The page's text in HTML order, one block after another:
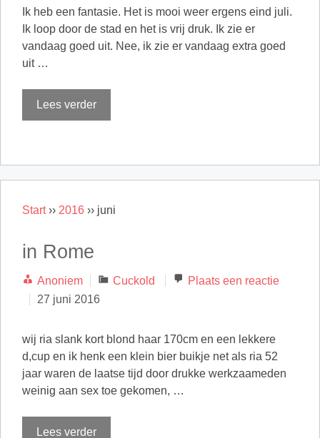
Ik heb een fantasie. Het is mooi weer ergens eind juli.
Ik loop door de stad en het is vrij druk. Ik zie er
vandaag goed uit. Nee, ik zie er vandaag extra goed
uit …
Lees verder
Start›› 2016 ›› juni
in Rome
Anoniem Categorieën
Cuckold
Plaats een reactie
27 juni 2016
wij ria slank kort blond haar 170cm en een lekkere
d,cup en ik henk een klein bier buikje net als ria 52
jaar waren de laatse tijd door drukke werkzaameden
weinig aan sex toe gekomen, …
Lees verder